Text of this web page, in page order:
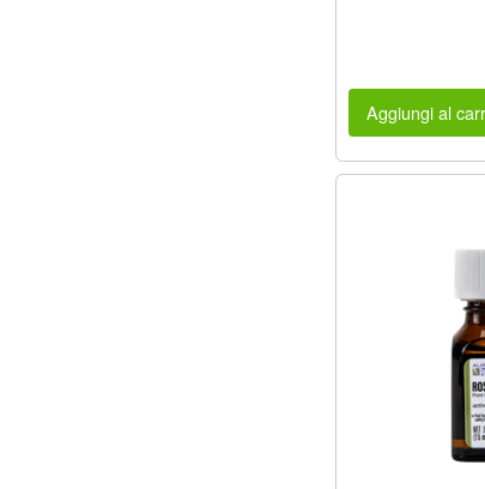
Aggiungi al